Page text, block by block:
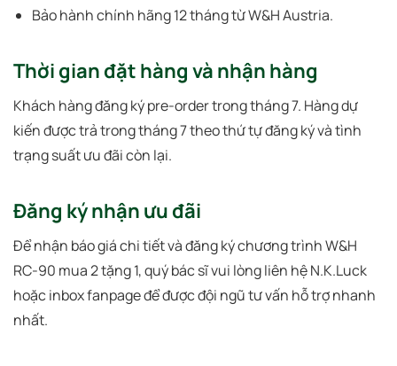
Bảo hành chính hãng 12 tháng từ W&H Austria.
Thời gian đặt hàng và nhận hàng
Khách hàng đăng ký pre-order trong tháng 7. Hàng dự
kiến được trả trong tháng 7 theo thứ tự đăng ký và tình
trạng suất ưu đãi còn lại.
Đăng ký nhận ưu đãi
Để nhận báo giá chi tiết và đăng ký chương trình W&H
RC-90 mua 2 tặng 1, quý bác sĩ vui lòng liên hệ N.K.Luck
hoặc inbox fanpage để được đội ngũ tư vấn hỗ trợ nhanh
nhất.